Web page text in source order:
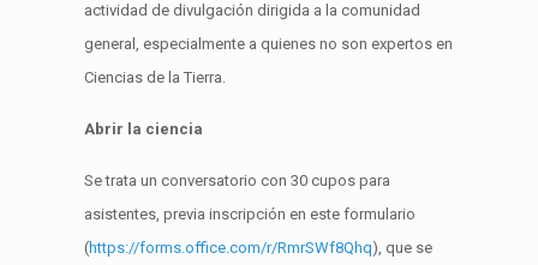
actividad de divulgación dirigida a la comunidad
general, especialmente a quienes no son expertos en
Ciencias de la Tierra.
Abrir la ciencia
Se trata un conversatorio con 30 cupos para
asistentes, previa inscripción en este formulario
(https://forms.office.com/r/RmrSWf8Qhq), que se